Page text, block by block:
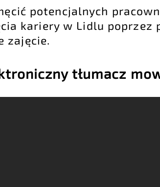
potencjalnych
kariery w Lidlu poprzez
zajęcie.
tłumacz